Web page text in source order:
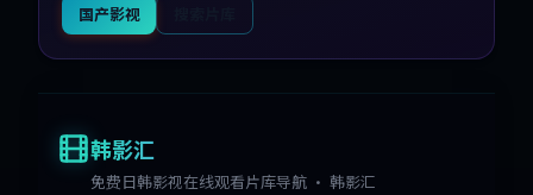
国产影视
韩影汇
免费日韩影视在线观看片库导航 · 韩影汇